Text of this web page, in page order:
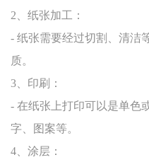
2、纸张加工：
- 纸张需要经过切割、清洁
质。
3、印刷：
- 在纸张上打印可以是单色
字、图案等。
4、涂层：